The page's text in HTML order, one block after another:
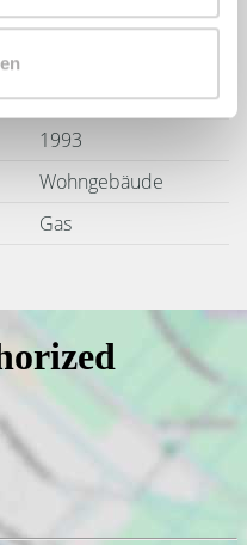
2029-02-06
D
1993
Wohngebäude
Gas